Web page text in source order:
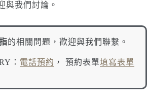
與我們討論。
的相關問題，歡迎與我們聯繫。
： 電話預約 ， 預約表單填寫表單